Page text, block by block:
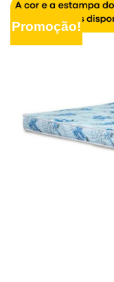
Promoção!